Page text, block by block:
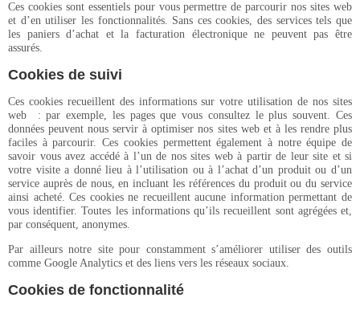
Ces cookies sont essentiels pour vous permettre de parcourir nos sites web
et d’en utiliser les fonctionnalités. Sans ces cookies, des services tels que
les paniers d’achat et la facturation électronique ne peuvent pas être
assurés.
Cookies de suivi
Ces cookies recueillent des informations sur votre utilisation de nos sites
web : par exemple, les pages que vous consultez le plus souvent. Ces
données peuvent nous servir à optimiser nos sites web et à les rendre plus
faciles à parcourir. Ces cookies permettent également à notre équipe de
savoir vous avez accédé à l’un de nos sites web à partir de leur site et si
votre visite a donné lieu à l’utilisation ou à l’achat d’un produit ou d’un
service auprès de nous, en incluant les références du produit ou du service
ainsi acheté. Ces cookies ne recueillent aucune information permettant de
vous identifier. Toutes les informations qu’ils recueillent sont agrégées et,
par conséquent, anonymes.
Par ailleurs notre site pour constamment s’améliorer utiliser des outils
comme Google Analytics et des liens vers les réseaux sociaux.
Cookies de fonctionnalité